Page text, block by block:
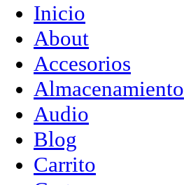
Inicio
About
Accesorios
Almacenamiento
Audio
Blog
Carrito